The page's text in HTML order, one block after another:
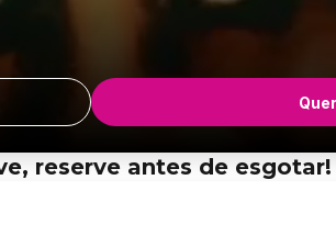
reserve antes de esgotar!